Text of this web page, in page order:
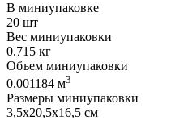
В миниупаковке
20 шт
Вес миниупаковки
0.715 кг
Объем миниупаковки
0.001184 м3
Размеры миниупаковки
3,5х20,5х16,5 см